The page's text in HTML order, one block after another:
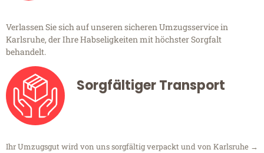
Verlassen Sie sich auf unseren sicheren Umzugsservice in
Karlsruhe, der Ihre Habseligkeiten mit höchster Sorgfalt
behandelt.
Sorgfältiger Transport
Ihr Umzugsgut wird von uns sorgfältig verpackt und von Karlsruhe →